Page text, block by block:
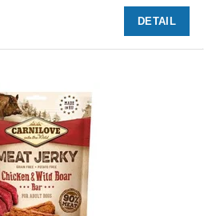
DETAIL